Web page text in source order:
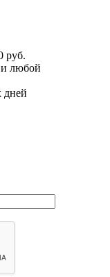
руб.
любой
дней